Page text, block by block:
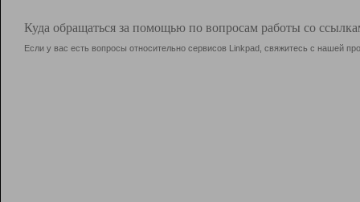
Куда обращаться за помощью по вопросам работы со
Если у вас есть вопросы относительно сервисов Linkpad, свяжитесь с нашей